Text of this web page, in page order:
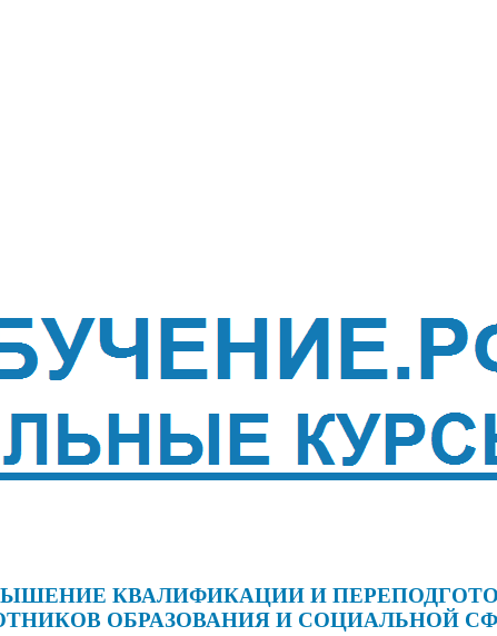
КВАЛИФИКАЦИИ И
ОБРАЗОВАНИЯ И СОЦИАЛЬНОЙ